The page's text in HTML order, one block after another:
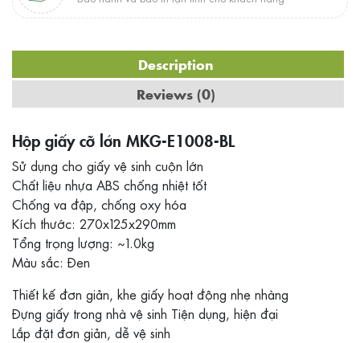
Description
Reviews (0)
Hộp giấy cỡ lớn MKG-E1008-BL
Sử dụng cho giấy vệ sinh cuộn lớn
Chất liệu nhựa ABS chống nhiệt tốt
Chống va đập, chống oxy hóa
Kích thước: 270x125x290mm
Tổng trọng lượng: ~1.0kg
Màu sắc: Đen
Thiết kế đơn giản, khe giấy hoạt động nhẹ nhàng
Đựng giấy trong nhà vệ sinh Tiện dụng, hiện đại
Lắp đặt đơn giản, dễ vệ sinh